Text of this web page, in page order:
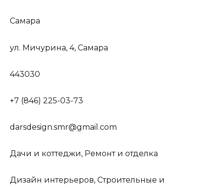
Самара
ул. Мичурина, 4, Самара
443030
+7 (846) 225-03-73
darsdesign.smr@gmail.com
Дачи и коттеджи, Ремонт и отделка
Дизайн интерьеров, Строительные и